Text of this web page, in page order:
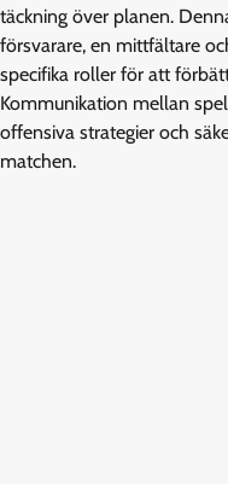
täckning över planen.
försvarare, en mittfältare
specifika roller för att
Kommunikation mellan
offensiva strategier och
matchen.